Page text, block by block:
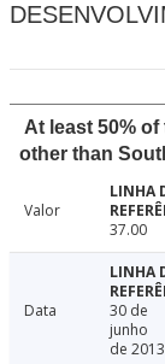
At least 50%
other than
Valor
37.00
Data
30 de
junho
de 2013